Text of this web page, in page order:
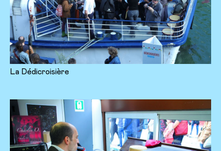
La Dédicroisière